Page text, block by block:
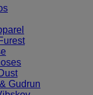
Gudrun